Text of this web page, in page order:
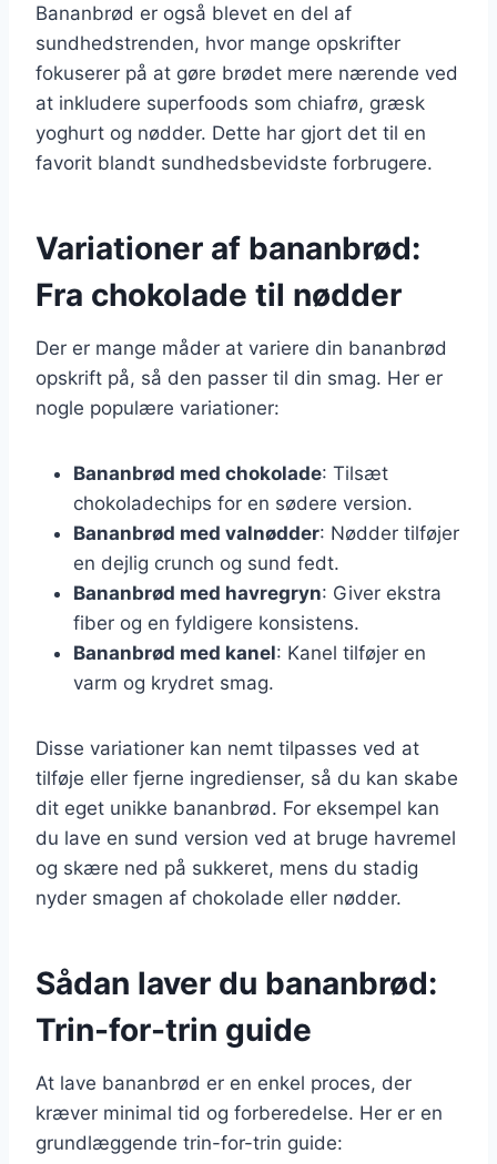
Bananbrød er også blevet en del af
sundhedstrenden, hvor mange opskrifter
fokuserer på at gøre brødet mere nærende ved
at inkludere superfoods som chiafrø, græsk
yoghurt og nødder. Dette har gjort det til en
favorit blandt sundhedsbevidste forbrugere.
Variationer af bananbrød:
Fra chokolade til nødder
Der er mange måder at variere din bananbrød
opskrift på, så den passer til din smag. Her er
nogle populære variationer:
Bananbrød med chokolade: Tilsæt
chokoladechips for en sødere version.
Bananbrød med valnødder: Nødder tilføjer
en dejlig crunch og sund fedt.
Bananbrød med havregryn: Giver ekstra
fiber og en fyldigere konsistens.
Bananbrød med kanel: Kanel tilføjer en
varm og krydret smag.
Disse variationer kan nemt tilpasses ved at
tilføje eller fjerne ingredienser, så du kan skabe
dit eget unikke bananbrød. For eksempel kan
du lave en sund version ved at bruge havremel
og skære ned på sukkeret, mens du stadig
nyder smagen af chokolade eller nødder.
Sådan laver du bananbrød:
Trin-for-trin guide
At lave bananbrød er en enkel proces, der
kræver minimal tid og forberedelse. Her er en
grundlæggende trin-for-trin guide: